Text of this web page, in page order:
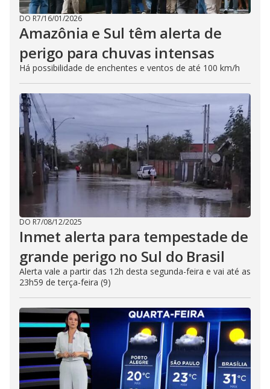
DO R7/16/01/2026
Amazônia e Sul têm alerta de
perigo para chuvas intensas
Há possibilidade de enchentes e ventos de até 100 km/h
DO R7/08/12/2025
Inmet alerta para tempestade de
grande perigo no Sul do Brasil
Alerta vale a partir das 12h desta segunda-feira e vai até as
23h59 de terça-feira (9)